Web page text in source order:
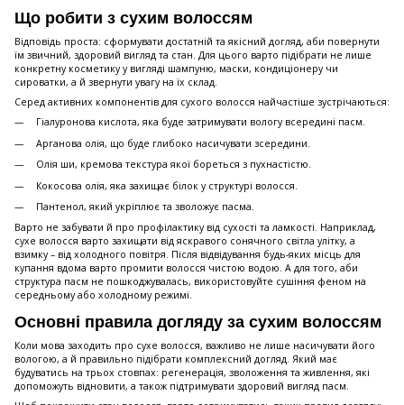
Що робити з сухим волоссям
Відповідь проста: сформувати достатній та якісний догляд, аби повернути
їм звичний, здоровий вигляд та стан. Для цього варто підібрати не лише
конкретну косметику у вигляді шампуню, маски, кондиціонеру чи
сироватки, а й звернути увагу на їх склад.
Серед активних компонентів для сухого волосся найчастіше зустрічаються:
Гіалуронова кислота, яка буде затримувати вологу всередині пасм.
Арганова олія, що буде глибоко насичувати зсередини.
Олія ши, кремова текстура якої бореться з пухнастістю.
Кокосова олія, яка захищає білок у структурі волосся.
Пантенол, який укріплює та зволожує пасма.
Варто не забувати й про профілактику від сухості та ламкості. Наприклад,
сухе волосся варто захищати від яскравого сонячного світла улітку, а
взимку – від холодного повітря. Після відвідування будь-яких місць для
купання вдома варто промити волосся чистою водою. А для того, аби
структура пасм не пошкоджувалась, використовуйте сушіння феном на
середньому або холодному режимі.
Основні правила догляду за сухим волоссям
Коли мова заходить про сухе волосся, важливо не лише насичувати його
вологою, а й правильно підібрати комплексний догляд. Який має
будуватись на трьох стовпах: регенерація, зволоження та живлення, які
допоможуть відновити, а також підтримувати здоровий вигляд пасм.